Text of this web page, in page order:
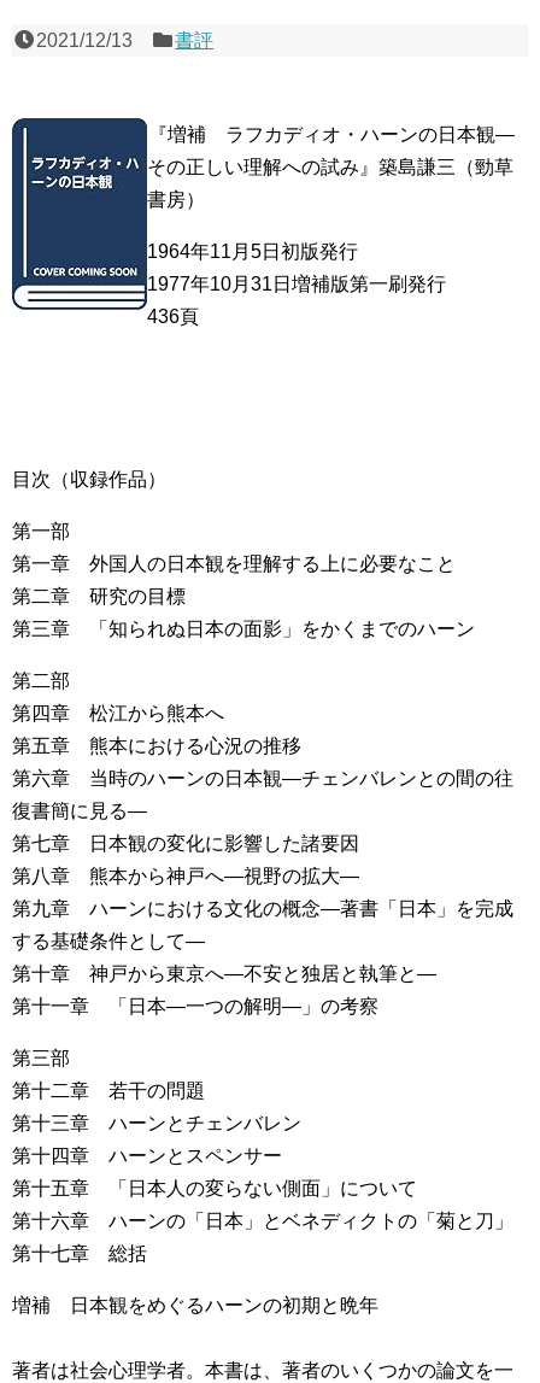
2021/12/13 書評
『増補 ラフカディオ・ハーンの日本観―
その正しい理解への試み』築島謙三（勁草
書房）
1964年11月5日初版発行
1977年10月31日増補版第一刷発行
436頁
目次（収録作品）
第一部
第一章 外国人の日本観を理解する上に必要なこと
第二章 研究の目標
第三章 「知られぬ日本の面影」をかくまでのハーン
第二部
第四章 松江から熊本へ
第五章 熊本における心況の推移
第六章 当時のハーンの日本観―チェンバレンとの間の往
復書簡に見る―
第七章 日本観の変化に影響した諸要因
第八章 熊本から神戸へ―視野の拡大―
第九章 ハーンにおける文化の概念―著書「日本」を完成
する基礎条件として―
第十章 神戸から東京へ―不安と独居と執筆と―
第十一章 「日本―一つの解明―」の考察
第三部
第十二章 若干の問題
第十三章 ハーンとチェンバレン
第十四章 ハーンとスペンサー
第十五章 「日本人の変らない側面」について
第十六章 ハーンの「日本」とベネディクトの「菊と刀」
第十七章 総括
増補 日本観をめぐるハーンの初期と晩年
著者は社会心理学者。本書は、著者のいくつかの論文を一